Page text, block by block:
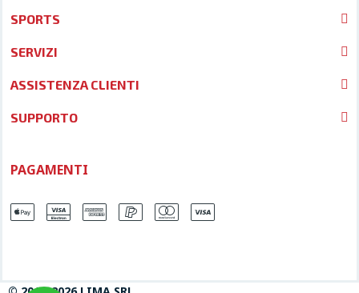
SPORTS
SERVIZI
ASSISTENZA CLIENTI
SUPPORTO
PAGAMENTI